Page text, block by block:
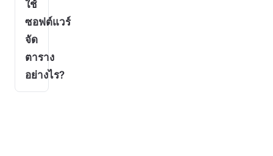
ใช้
ซอฟต์แวร์
จัด
ตาราง
อย่างไร?